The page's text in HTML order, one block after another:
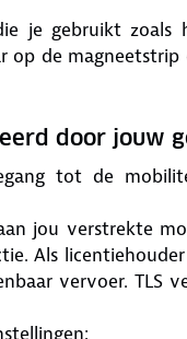
je gebruikt
op de
door jouw
tot de
jou verstrekte
Als
vervoer. TLS